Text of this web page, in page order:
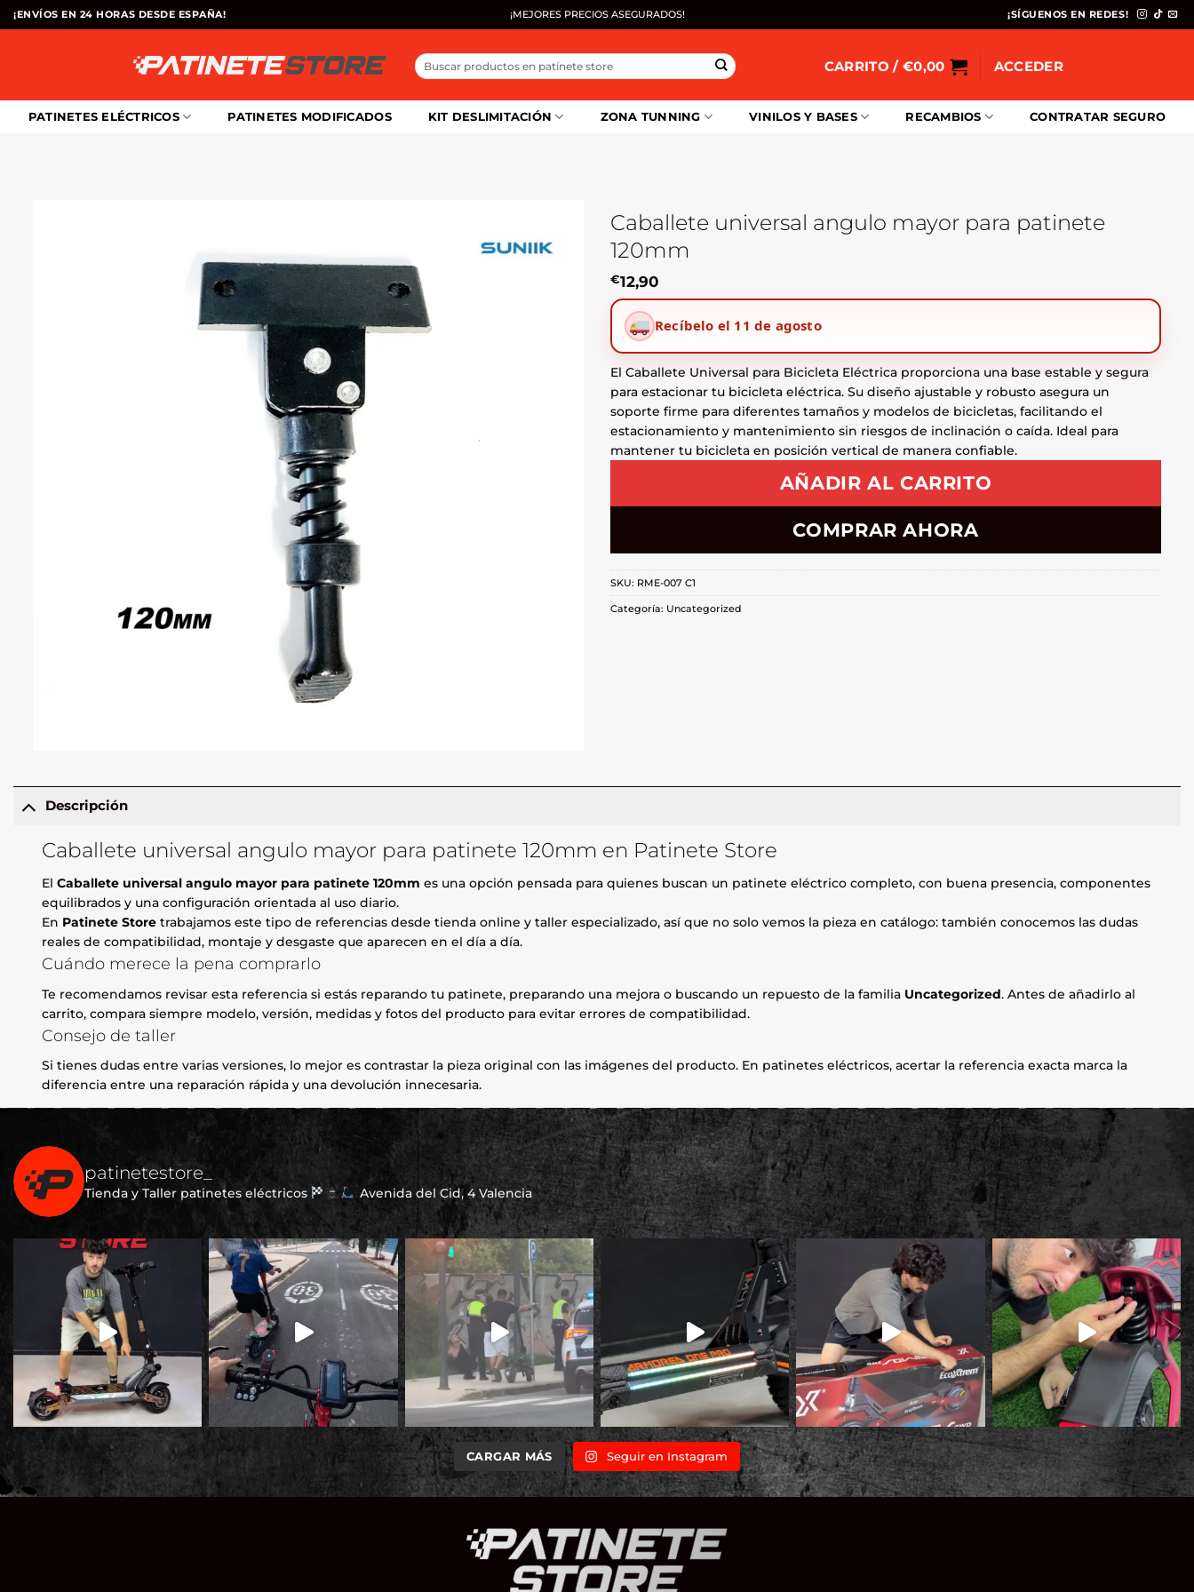
Saltar
al
¡ENVÍOS EN 24 HORAS DESDE ESPAÑA! ¡MEJORES PRECIOS ASEGURADOS! ¡SÍGUENOS EN REDES!
Buscar
por:
CARRITO / €0,00 ACCEDER
PATINETES ELÉCTRICOS PATINETES MODIFICADOS KIT DESLIMITACIÓN ZONA TUNNING VINILOS Y BASES RECAMBIOS CONTRATAR SEGURO
Caballete universal angulo mayor para patinete
120mm
€12,90
Recíbelo el 11 de agosto
El Caballete Universal para Bicicleta Eléctrica proporciona una base estable y segura
para estacionar tu bicicleta eléctrica. Su diseño ajustable y robusto asegura un
soporte firme para diferentes tamaños y modelos de bicicletas, facilitando el
estacionamiento y mantenimiento sin riesgos de inclinación o caída. Ideal para
mantener tu bicicleta en posición vertical de manera confiable.
AÑADIR AL CARRITO
COMPRAR AHORA
SKU: RME-007 C1
Categoría: Uncategorized
Descripción
Caballete universal angulo mayor para patinete 120mm en Patinete Store
ElCaballete universal angulo mayor para patinete 120mm es una opción pensada para quienes buscan un patinete eléctrico completo, con buena presencia, componentes
equilibrados y una configuración orientada al uso diario.
En Patinete Store trabajamos este tipo de referencias desde tienda online y taller especializado, así que no solo vemos la pieza en catálogo: también conocemos las dudas
reales de compatibilidad, montaje y desgaste que aparecen en el día a día.
Cuándo merece la pena comprarlo
Te recomendamos revisar esta referencia si estás reparando tu patinete, preparando una mejora o buscando un repuesto de la familia Uncategorized. Antes de añadirlo al
carrito, compara siempre modelo, versión, medidas y fotos del producto para evitar errores de compatibilidad.
Consejo de taller
Si tienes dudas entre varias versiones, lo mejor es contrastar la pieza original con las imágenes del producto. En patinetes eléctricos, acertar la referencia exacta marca la
diferencia entre una reparación rápida y una devolución innecesaria.
patinetestore_
Tienda y Taller patinetes eléctricos Avenida del Cid, 4 Valencia
CARGAR MÁS Seguir en Instagram